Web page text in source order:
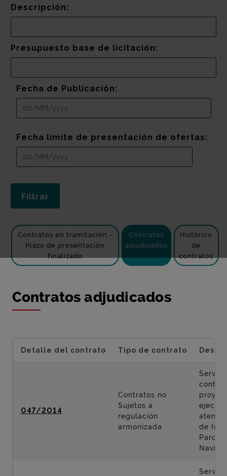
Descripción:
Presupuesto base de licitación:
Fecha de Publicación:
Fecha límite de presentación de ofertas:
Contratos en tramitación -
Plazo de presentación
finalizado
Contratos
adjudicados
Histórico
de
contratos
Contratos adjudicados
Detalle del contrato Tipo de contrato
047/2014
Contratos no
Sujetos a
regulación
armonizada
de